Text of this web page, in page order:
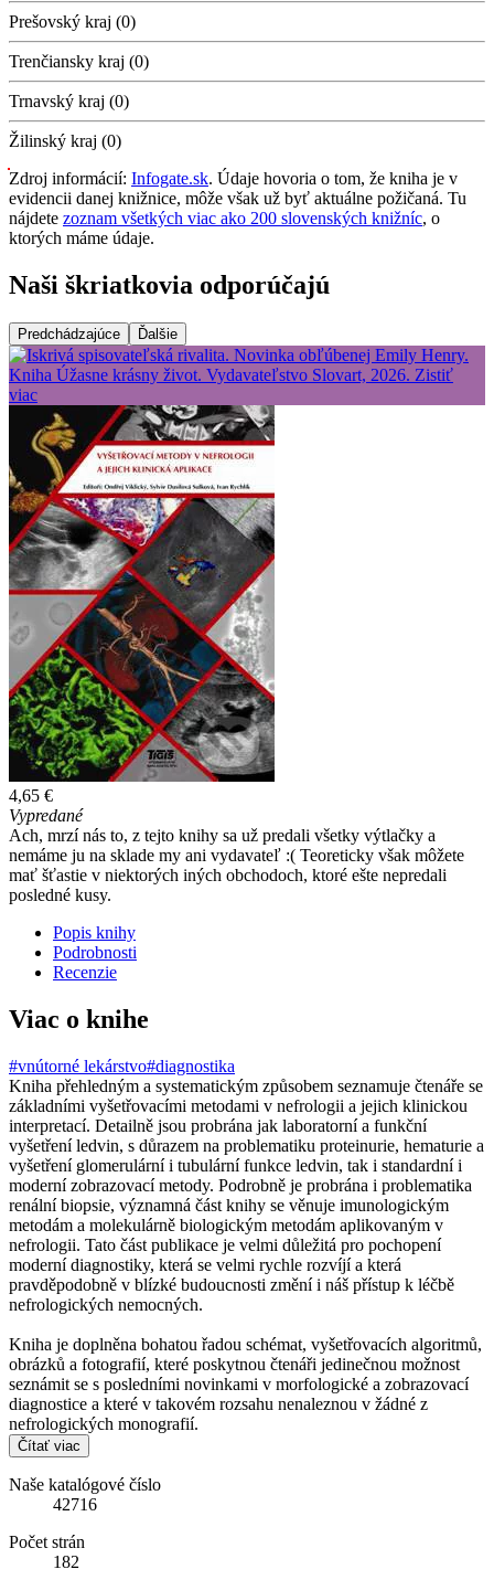
Prešovský kraj (0)
Trenčiansky kraj (0)
Trnavský kraj (0)
Žilinský kraj (0)
Zdroj informácií: Infogate.sk. Údaje hovoria o tom, že kniha je v
evidencii danej knižnice, môže však už byť aktuálne požičaná. Tu
nájdete zoznam všetkých viac ako 200 slovenských knižníc, o
ktorých máme údaje.
Naši škriatkovia odporúčajú
Predchádzajúce Ďalšie
4,65 €
Vypredané
Ach, mrzí nás to, z tejto knihy sa už predali všetky výtlačky a
nemáme ju na sklade my ani vydavateľ :( Teoreticky však môžete
mať šťastie v niektorých iných obchodoch, ktoré ešte nepredali
posledné kusy.
Popis knihy
Podrobnosti
Recenzie
Viac o knihe
#vnútorné lekárstvo#diagnostika
Kniha přehledným a systematickým způsobem seznamuje čtenáře se
základními vyšetřovacími metodami v nefrologii a jejich klinickou
interpretací. Detailně jsou probrána jak laboratorní a funkční
vyšetření ledvin, s důrazem na problematiku proteinurie, hematurie a
vyšetření glomerulární i tubulární funkce ledvin, tak i standardní i
moderní zobrazovací metody. Podrobně je probrána i problematika
renální biopsie, významná část knihy se věnuje imunologickým
metodám a molekulárně biologickým metodám aplikovaným v
nefrologii. Tato část publikace je velmi důležitá pro pochopení
moderní diagnostiky, která se velmi rychle rozvíjí a která
pravděpodobně v blízké budoucnosti změní i náš přístup k léčbě
nefrologických nemocných.
Kniha je doplněna bohatou řadou schémat, vyšetřovacích algoritmů,
obrázků a fotografií, které poskytnou čtenáři jedinečnou možnost
seznámit se s posledními novinkami v morfologické a zobrazovací
diagnostice a které v takovém rozsahu nenaleznou v žádné z
nefrologických monografií.
Čítať viac
Naše katalógové číslo
42716
Počet strán
182